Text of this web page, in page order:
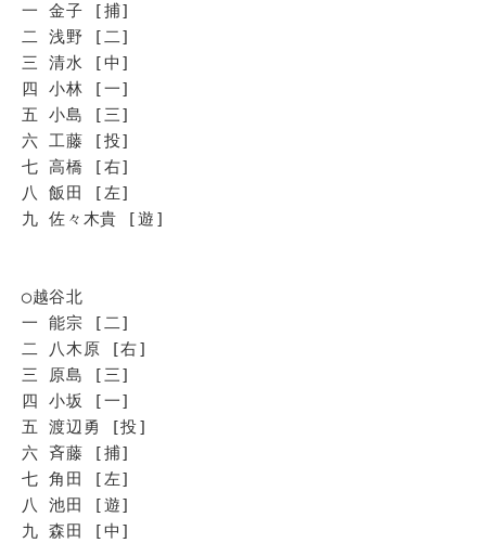
一 金子 [捕]
二 浅野 [二]
三 清水 [中]
四 小林 [一]
五 小島 [三]
六 工藤 [投]
七 高橋 [右]
八 飯田 [左]
九 佐々木貴 [遊]
◯越谷北
一 能宗 [二]
二 八木原 [右]
三 原島 [三]
四 小坂 [一]
五 渡辺勇 [投]
六 斉藤 [捕]
七 角田 [左]
八 池田 [遊]
九 森田 [中]